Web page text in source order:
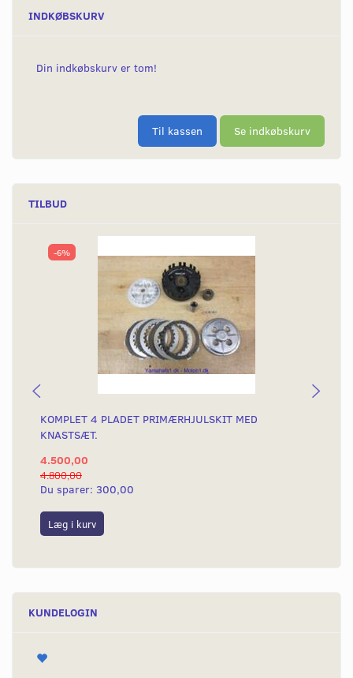
INDKØBSKURV
Din indkøbskurv er tom!
Til kassen Se indkøbskurv
TILBUD
-6%
KOMPLET 4 PLADET PRIMÆRHJULSKIT MED
KNASTSÆT.
4.500,00
4.800,00
Du sparer: 300,00
Læg i kurv
KUNDELOGIN